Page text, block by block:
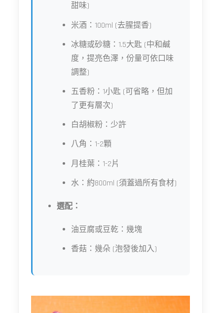
甜味)
米酒：100ml (去腥提香)
冰糖或砂糖：1.5大匙 (中和鹹
度，提亮色澤，份量可依口味
調整)
五香粉：1小匙 (可省略，但加
了更有層次)
白胡椒粉：少許
八角：1-2顆
月桂葉：1-2片
水：約800ml (須蓋過所有食材)
選配：
油豆腐或豆乾：幾塊
香菇：幾朵 (泡發後加入)